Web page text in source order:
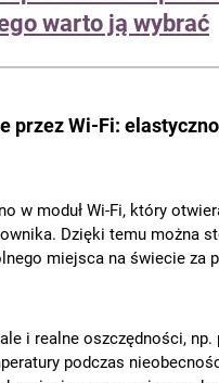
warto ją wybrać
przez Wi-Fi:
w moduł Wi-Fi, który
Dzięki temu można
miejsca na świecie za
i realne oszczędności, np.
podczas